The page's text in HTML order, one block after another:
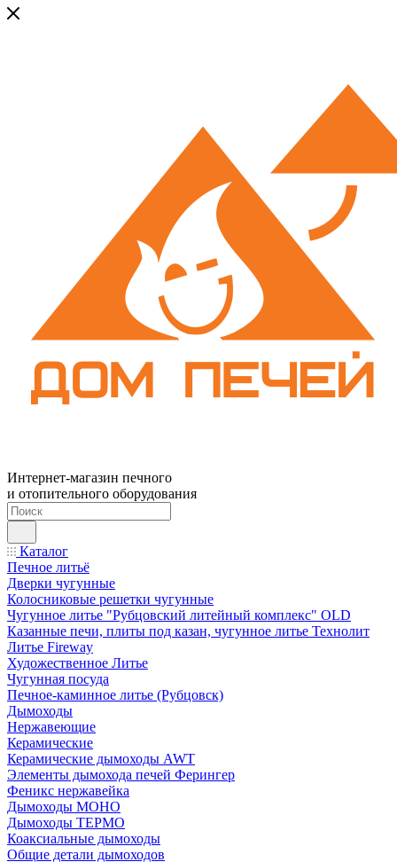
Интернет-магазин печного
и отопительного оборудования
Каталог
Печное литьё
Дверки чугунные
Колосниковые решетки чугунные
Чугунное литье "Рубцовский литейный комплекс" OLD
Казанные печи, плиты под казан, чугунное литье Технолит
Литье Fireway
Художественное Литье
Чугунная посуда
Печное-каминное литье (Рубцовск)
Дымоходы
Нержавеющие
Керамические
Керамические дымоходы AWT
Элементы дымохода печей Ферингер
Феникс нержавейка
Дымоходы МОНО
Дымоходы ТЕРМО
Коаксиальные дымоходы
Общие детали дымоходов